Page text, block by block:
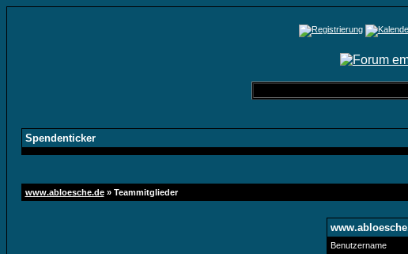
Spendenticker
www.abloesche.de» Teammitglieder
Benutzername